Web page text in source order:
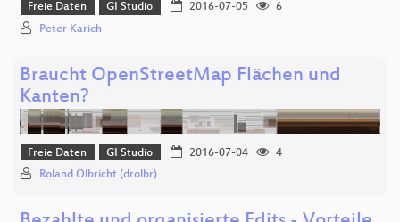
Freie Daten GI Studio 2016-07-05
6
Peter Karich
Braucht OpenStreetMap Flächen und
Kanten?
Freie Daten GI Studio 2016-07-04
4
Roland Olbricht (drolbr)